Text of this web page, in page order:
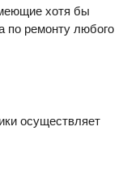
хотя бы
по ремонту любого
осуществляет